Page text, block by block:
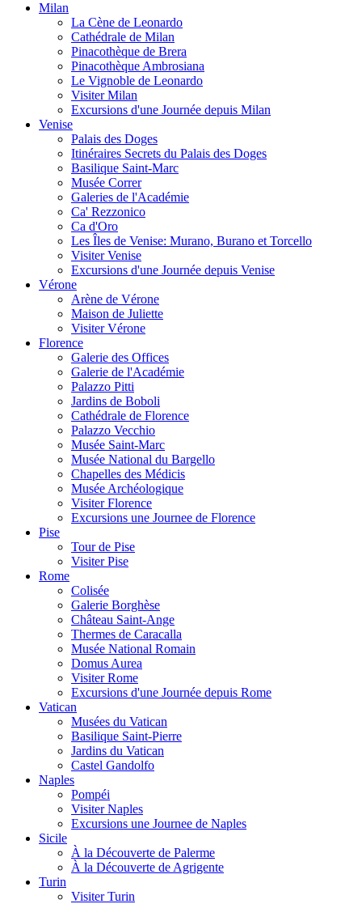
Milan
La Cène de Leonardo
Cathédrale de Milan
Pinacothèque de Brera
Pinacothèque Ambrosiana
Le Vignoble de Leonardo
Visiter Milan
Excursions d'une Journée depuis Milan
Venise
Palais des Doges
Itinéraires Secrets du Palais des Doges
Basilique Saint-Marc
Musée Correr
Galeries de l'Académie
Ca' Rezzonico
Ca d'Oro
Les Îles de Venise: Murano, Burano et Torcello
Visiter Venise
Excursions d'une Journée depuis Venise
Vérone
Arène de Vérone
Maison de Juliette
Visiter Vérone
Florence
Galerie des Offices
Galerie de l'Académie
Palazzo Pitti
Jardins de Boboli
Cathédrale de Florence
Palazzo Vecchio
Musée Saint-Marc
Musée National du Bargello
Chapelles des Médicis
Musée Archéologique
Visiter Florence
Excursions une Journee de Florence
Pise
Tour de Pise
Visiter Pise
Rome
Colisée
Galerie Borghèse
Château Saint-Ange
Thermes de Caracalla
Musée National Romain
Domus Aurea
Visiter Rome
Excursions d'une Journée depuis Rome
Vatican
Musées du Vatican
Basilique Saint-Pierre
Jardins du Vatican
Castel Gandolfo
Naples
Pompéi
Visiter Naples
Excursions une Journee de Naples
Sicile
À la Découverte de Palerme
À la Découverte de Agrigente
Turin
Visiter Turin